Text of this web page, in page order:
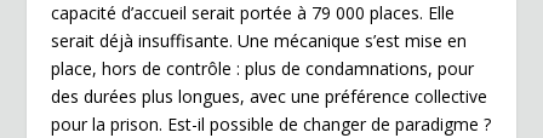
capacité d’accueil serait portée à 79 000 places. Elle
serait déjà insuffisante. Une mécanique s’est mise en
place, hors de contrôle : plus de condamnations, pour
des durées plus longues, avec une préférence collective
pour la prison. Est-il possible de changer de paradigme ?